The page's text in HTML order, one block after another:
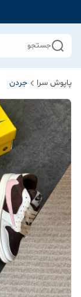
جستجو
پاپوش سرا جردن